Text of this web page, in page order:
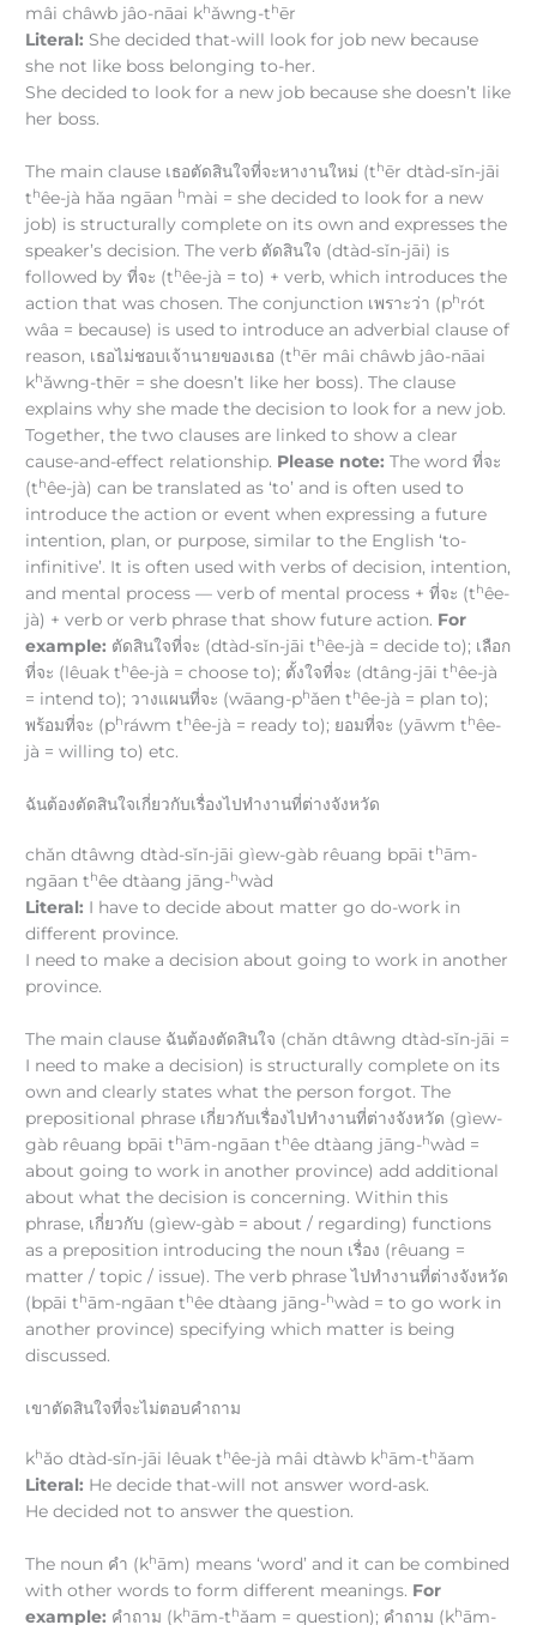
mâi châwb jâo-nāai khǎwng-thēr
Literal: She decided that-will look for job new because
she not like boss belonging to-her.
She decided to look for a new job because she doesn’t like
her boss.
The main clause เธอตัดสินใจที่จะหางานใหม่ (thēr dtàd-sǐn-jāi
thêe-jà hǎa ngāan hmài = she decided to look for a new
job) is structurally complete on its own and expresses the
speaker’s decision. The verb ตัดสินใจ (dtàd-sǐn-jāi) is
followed by ที่จะ (thêe-jà = to) + verb, which introduces the
action that was chosen. The conjunction เพราะว่า (phrót
wâa = because) is used to introduce an adverbial clause of
reason, เธอไม่ชอบเจ้านายของเธอ (thēr mâi châwb jâo-nāai
khǎwng-thēr = she doesn’t like her boss). The clause
explains why she made the decision to look for a new job.
Together, the two clauses are linked to show a clear
cause-and-effect relationship. Please note: The word ที่จะ
(thêe-jà) can be translated as ‘to’ and is often used to
introduce the action or event when expressing a future
intention, plan, or purpose, similar to the English ‘to-
infinitive’. It is often used with verbs of decision, intention,
and mental process — verb of mental process + ที่จะ (thêe-
jà) + verb or verb phrase that show future action. For
example: ตัดสินใจที่จะ (dtàd-sǐn-jāi thêe-jà = decide to); เลือก
ที่จะ (lêuak thêe-jà = choose to); ตั้งใจที่จะ (dtâng-jāi thêe-jà
= intend to); วางแผนที่จะ (wāang-phǎen thêe-jà = plan to);
พร้อมที่จะ (phráwm thêe-jà = ready to); ยอมที่จะ (yāwm thêe-
jà = willing to) etc.
ฉันต้องตัดสินใจเกี่ยวกับเรื่องไปทำงานที่ต่างจังหวัด
chǎn dtâwng dtàd-sǐn-jāi gìew-gàb rêuang bpāi thām-
ngāan thêe dtàang jāng-hwàd
Literal: I have to decide about matter go do-work in
different province.
I need to make a decision about going to work in another
province.
The main clause ฉันต้องตัดสินใจ (chǎn dtâwng dtàd-sǐn-jāi =
I need to make a decision) is structurally complete on its
own and clearly states what the person forgot. The
prepositional phrase เกี่ยวกับเรื่องไปทำงานที่ต่างจังหวัด (gìew-
gàb rêuang bpāi thām-ngāan thêe dtàang jāng-hwàd =
about going to work in another province) add additional
about what the decision is concerning. Within this
phrase, เกี่ยวกับ (gìew-gàb = about / regarding) functions
as a preposition introducing the noun เรื่อง (rêuang =
matter / topic / issue). The verb phrase ไปทำงานที่ต่างจังหวัด
(bpāi thām-ngāan thêe dtàang jāng-hwàd = to go work in
another province) specifying which matter is being
discussed.
เขาตัดสินใจที่จะไม่ตอบคำถาม
khǎo dtàd-sǐn-jāi lêuak thêe-jà mâi dtàwb khām-thǎam
Literal: He decide that-will not answer word-ask.
He decided not to answer the question.
The noun คำ (khām) means ‘word’ and it can be combined
with other words to form different meanings. For
example: คำถาม (khām-thǎam = question); คำถาม (khām-